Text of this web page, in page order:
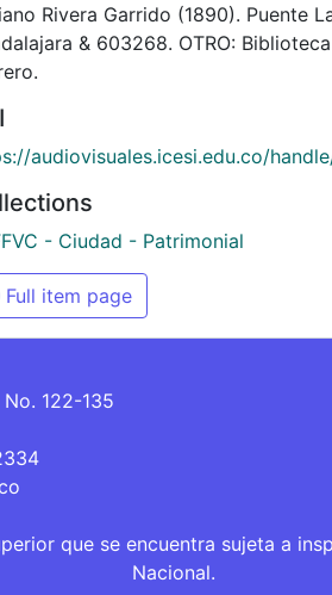
Rivera Garrido (1890). Puente
& 603268. OTRO:
audiovisuales.icesi.edu.co/
- Ciudad - Patrimonial
Full item page
122-135
que se encuentra sujeta a
Nacional.